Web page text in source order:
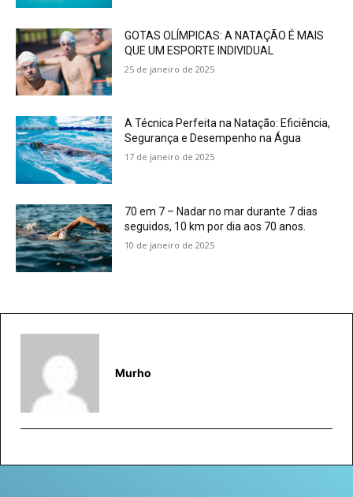
GOTAS OLÍMPICAS: A NATAÇÃO É MAIS
QUE UM ESPORTE INDIVIDUAL
25 de janeiro de 2025
A Técnica Perfeita na Natação: Eficiência,
Segurança e Desempenho na Água
17 de janeiro de 2025
70 em 7 – Nadar no mar durante 7 dias
seguidos, 10 km por dia aos 70 anos.
10 de janeiro de 2025
Murho